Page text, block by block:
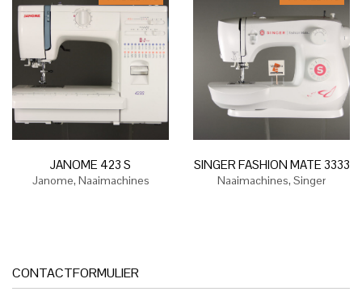
JANOME 423 S
Janome, Naaimachines
SINGER FASHION MATE 3333
Naaimachines, Singer
CONTACTFORMULIER